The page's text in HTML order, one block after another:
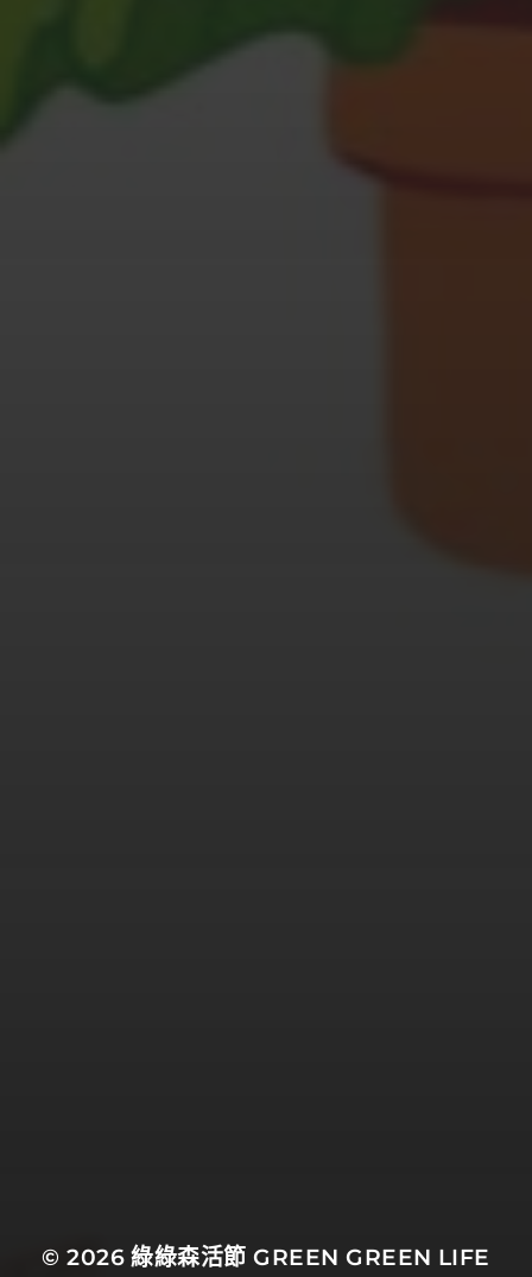
© 2026綠綠森活節 GREEN GREEN LIFE